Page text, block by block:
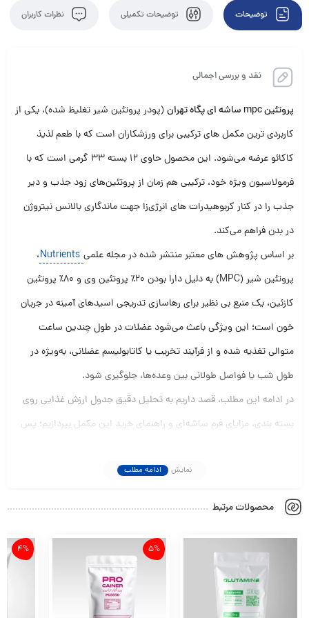
توضیحات توضیحات تکمیلی نظرات کاربران
نقد و بررسی اجمالی
پروتئین mpc ساشه ای پگاه تهران
(پودر پروتئین شیر تغلیظ شده)، یکی از
کاربردی‌ ترین مکمل‌ های ترکیبی برای ورزشکاران است که با طعم لذیذ
کاکائو عرضه می‌شود. این محصول حاوی ۱۲ بسته ۳۳ گرمی است که با
فرمولاسیون ویژه خود، ترکیبی هم‌ زمان از پروتئین‌های زود جذب و دیر
جذب را در کنار کربوهیدرات‌ های انرژی‌زا جهت ماندگاری بالانس نیتروژن
در بدن فراهم می‌کند.
بر اساس پژوهش‌ های معتبر منتشر شده در مجله علمی
،
پروتئین شیر (MPC) به دلیل دارا بودن ۲۰٪ پروتئین وی و ۸۰٪ پروتئین
کازئین، یک منبع بی‌ نظیر برای رهاسازی تدریجی اسیدهای آمینه در جریان
خون است؛ این ویژگی باعث می‌شود عضلات در طول چندین ساعت
متوالی تغذیه شده و از فرآیند تخریب یا کاتابولیسم عضلانی، به‌ویژه در
طول شب یا فواصل طولانی بین وعده‌ها، جلوگیری شود.
در ادامه این مطلب، قصد داریم به تحلیل دقیق جدول ارزش غذایی روی
بسته‌ بندی، مزایای فرم ساشه‌ای و راهنمای خرید این مکمل بپردازیم؛ پس
تا انتهای این مقاله کاربردی با ما همراه باشید.
پروتئین mpc ساشه ای تهران
نمایش ادامه مطلب
محصولات مرتبط
5%
4%